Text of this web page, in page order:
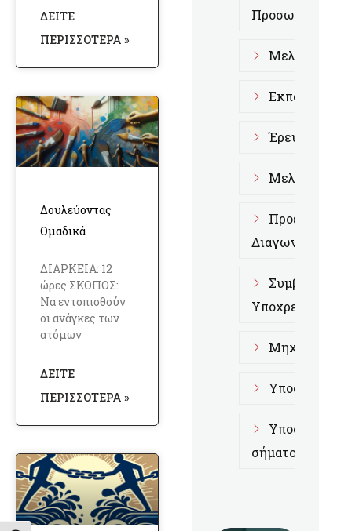
ΔΕΊΤΕ
ΠΕΡΙΣΣΌΤΕΡΑ »
Δουλεύοντας
Ομαδικά
ΔΙΑΡΚΕΙΑ: 12
ώρες ΣΚΟΠΟΣ:
Να εντοπισθούν
οι ανάγκες των
ατόμων
ΔΕΊΤΕ
ΠΕΡΙΣΣΌΤΕΡΑ »
Προσωπικού
Μελέτες
Εκπαίδευση
Έρευνα
Μελέτες
Διαγωνισμούς
Υποχρεώσεων
Υποστήριξη
Υποστήριξη
σήματος